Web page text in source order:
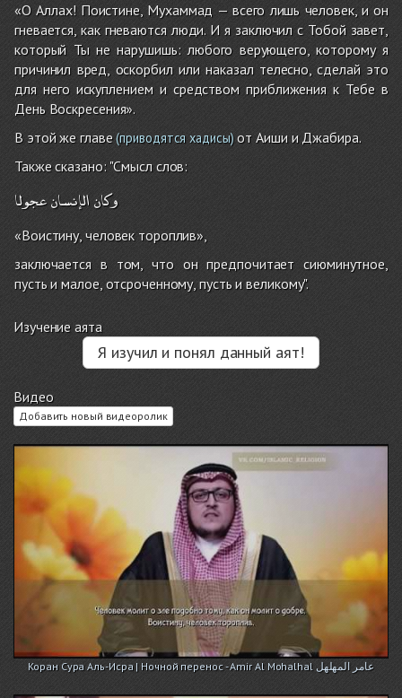
«О Аллах! Поистине, Мухаммад — всего лишь человек, и он
гневается, как гневаются люди. И я заключил с Тобой завет,
который Ты не нарушишь: любого верующего, которому я
причинил вред, оскорбил или наказал телесно, сделай это
для него искуплением и средством приближения к Тебе в
День Воскресения».
В этой же главе(приводятся хадисы)от Аиши и Джабира.
Также сказано: "Смысл слов:
وكانالإنسانعجولا
«Воистину, человек тороплив»,
заключается в том, что он предпочитает сиюминутное,
пусть и малое, отсроченному, пусть и великому".
Изучение аята
Я изучил и понял данный аят!
Видео
Добавить новый видеоролик
Коран Сура Аль-Исра | Ночной перенос - Amir Al Mohalhal عامر المهلهل